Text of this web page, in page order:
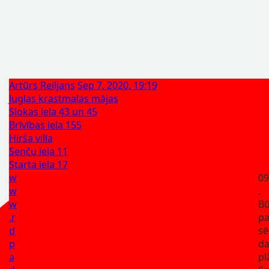
Artūrs Reiljans Sep 7, 2020, 19:19
Juglas krastmalas mājas
Slokas iela 43 un 45
Brīvības iela 155
Hirša villa
Senču iela 11
Starta iela 17
w
w
w
.r
d
p
a
.